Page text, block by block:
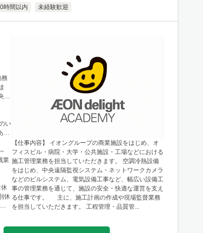
時間以内 未経験歓迎
い
業
休
【仕事内容】 イオングループの商業施設をはじめ、オ
フィスビル・病院・大学・公共施設・工場などにおける
施工管理業務を担当していただきます。 空調冷熱設備
をはじめ、中央遠隔監視システム・ネットワークカメラ
などのビルシステム、電気設備工事など、幅広い設備工
事の管理業務を通じて、施設の安全・快適な運営を支え
る仕事です。 主に、施工計画の作成や現場監督業務
を担当していただきます。 工程管理・品質管...